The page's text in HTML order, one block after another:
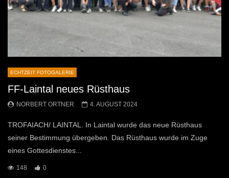
ECHTZEIT FOTOGALERIE
FF-Laintal neues Rüsthaus
NORBERT ORTNER 4. AUGUST 2024
TROFAIACH/ LAINTAL. In Laintal wurde das neue Rüsthaus
seiner Bestimmung übergeben. Das Rüsthaus wurde im Zuge
eines Gottesdienstes...
148 0